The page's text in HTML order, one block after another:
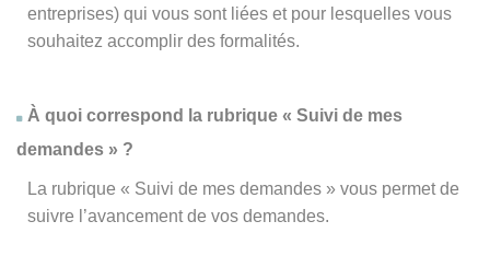
entreprises) qui vous sont liées et pour lesquelles vous
souhaitez accomplir des formalités.
À quoi correspond la rubrique « Suivi de mes
demandes » ?
La rubrique « Suivi de mes demandes » vous permet de
suivre l’avancement de vos demandes.